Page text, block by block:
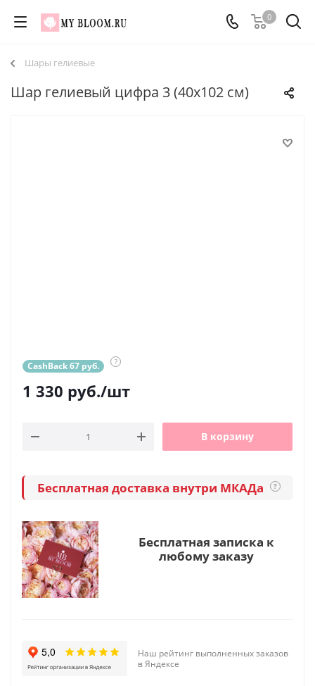
0
Шары гелиевые
Шар гелиевый цифра 3 (40х102 см)
CashBack 67 руб. ?
1 330 руб./шт
В корзину
Бесплатная доставка внутри МКАДа ?
Бесплатная записка к
любому заказу
Наш рейтинг выполненных заказов
в Яндексе